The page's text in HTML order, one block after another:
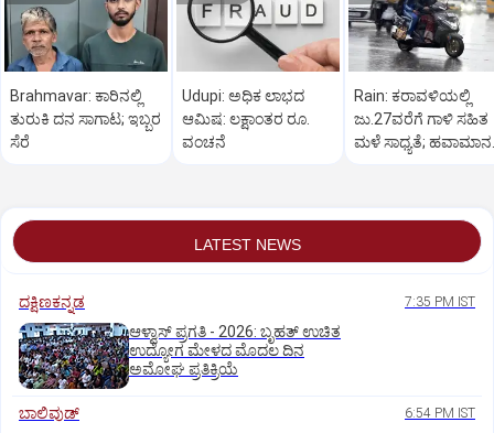
Brahmavar: ಕಾರಿನಲ್ಲಿ
ತುರುಕಿ ದನ ಸಾಗಾಟ; ಇಬ್ಬರ
ಸೆರೆ
Udupi: ಅಧಿಕ ಲಾಭದ
ಆಮಿಷ: ಲಕ್ಷಾಂತರ ರೂ.
ವಂಚನೆ
Rain: ಕರಾವಳಿಯಲ್ಲಿ
ಜು.27ವರೆಗೆ ಗಾಳಿ ಸಹಿತ
ಮಳೆ ಸಾಧ್ಯತೆ; ಹವಾಮಾನ
LATEST NEWS
ದಕ್ಷಿಣಕನ್ನಡ 7:35 PM IST
ಆಳ್ವಾಸ್‌ ಪ್ರಗತಿ - 2026: ಬೃಹತ್ ಉಚಿತ
ಉದ್ಯೋಗ ಮೇಳದ ಮೊದಲ ದಿನ
ಅಮೋಘ ಪ್ರತಿಕ್ರಿಯೆ
ಬಾಲಿವುಡ್‌ 6:54 PM IST